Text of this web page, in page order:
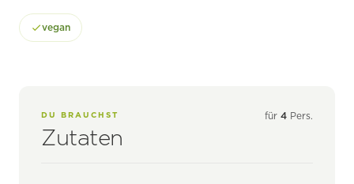
vegan
DU BRAUCHST
Zutaten
für 4 Pers.